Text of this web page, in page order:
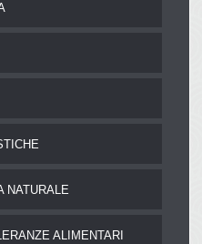
NATURALE
ALIMENTARI